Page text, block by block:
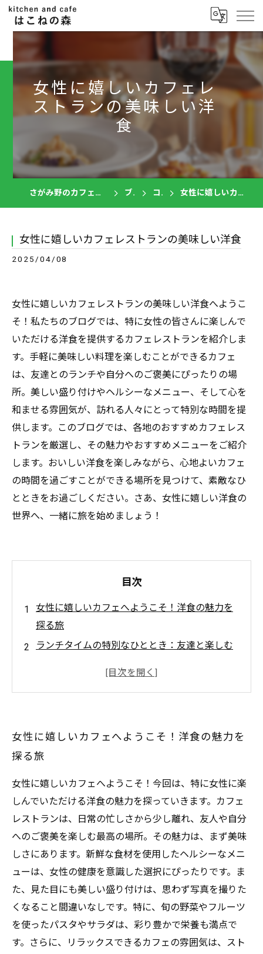
女性に嬉しいカフェレ
ストランの美味しい洋
食
さがみ野のカフェならkitchen and cafe はこねの森 ブログ コラム 女性に嬉しいカフェレストランの美味しい洋食
女性に嬉しいカフェレストランの美味しい洋食
2025/04/08
女性に嬉しいカフェレストランの美味しい洋食へようこ
そ！私たちのブログでは、特に女性の皆さんに楽しんで
いただける洋食を提供するカフェレストランを紹介しま
す。手軽に美味しい料理を楽しむことができるカフェ
は、友達とのランチや自分へのご褒美にぴったりの場
所。美しい盛り付けやヘルシーなメニュー、そして心を
和ませる雰囲気が、訪れる人々にとって特別な時間を提
供します。このブログでは、各地のおすすめカフェレス
トランを厳選し、その魅力やおすすめメニューをご紹介
します。おいしい洋食を楽しみながら、心地よいカフェ
の時間を過ごすことができる場所を見つけて、素敵なひ
とときをお過ごしください。さあ、女性に嬉しい洋食の
世界へ、一緒に旅を始めましょう！
目次
女性に嬉しいカフェへようこそ！洋食の魅力を
探る旅
ランチタイムの特別なひととき：友達と楽しむ
数々
お気に入りのカフェレストランを見つけるため
おいしい洋食で自分へのご褒美を楽しむ方法
女性が心から満足できる、特別なカフェの魅力
女性に嬉しいカフェへようこそ！洋食の魅力を
探る旅
女性に嬉しいカフェへようこそ！今回は、特に女性に楽
しんでいただける洋食の魅力を探っていきます。カフェ
レストランは、日常の忙しさから少し離れ、友人や自分
へのご褒美を楽しむ最高の場所。その魅力は、まず美味
しさにあります。新鮮な食材を使用したヘルシーなメニ
ューは、女性の健康を意識した選択にぴったりです。ま
た、見た目にも美しい盛り付けは、思わず写真を撮りた
くなること間違いなしです。特に、旬の野菜やフルーツ
を使ったパスタやサラダは、彩り豊かで栄養も満点で
す。さらに、リラックスできるカフェの雰囲気は、スト